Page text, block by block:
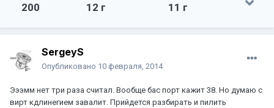
200 12 г 11 г
SergeyS
Опубликовано 10 февраля, 2014
Эээмм нет три раза считал. Вообще бас порт кажит 38. Но думаю с
вирт кдлинегием завалит. Прийдется разбирать и пилить